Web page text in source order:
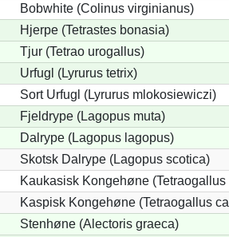
Bobwhite (Colinus virginianus)
Hjerpe (Tetrastes bonasia)
Tjur (Tetrao urogallus)
Urfugl (Lyrurus tetrix)
Sort Urfugl (Lyrurus mlokosiewiczi)
Fjeldrype (Lagopus muta)
Dalrype (Lagopus lagopus)
Skotsk Dalrype (Lagopus scotica)
Kaukasisk Kongehøne
Kaspisk Kongehøne (Tetraogallus
Stenhøne (Alectoris graeca)